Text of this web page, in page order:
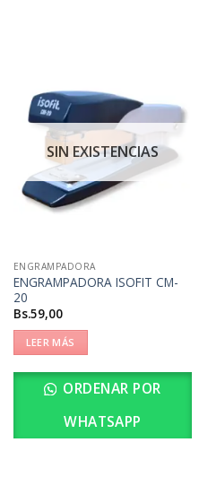
SIN EXISTENCIAS
ENGRAMPADORA
ENGRAMPADORA ISOFIT CM-
20
Bs.59,00
LEER MÁS
ORDENAR POR
WHATSAPP